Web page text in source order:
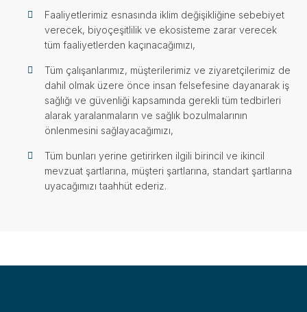
Faaliyetlerimiz esnasında iklim değişikliğine sebebiyet
verecek, biyoçeşitlilik ve ekosisteme zarar verecek
tüm faaliyetlerden kaçınacağımızı,
Tüm çalışanlarımız, müşterilerimiz ve ziyaretçilerimiz de
dahil olmak üzere önce insan felsefesine dayanarak iş
sağlığı ve güvenliği kapsamında gerekli tüm tedbirleri
alarak yaralanmaların ve sağlık bozulmalarının
önlenmesini sağlayacağımızı,
Tüm bunları yerine getirirken ilgili birincil ve ikincil
mevzuat şartlarına, müşteri şartlarına, standart şartlarına
uyacağımızı taahhüt ederiz.